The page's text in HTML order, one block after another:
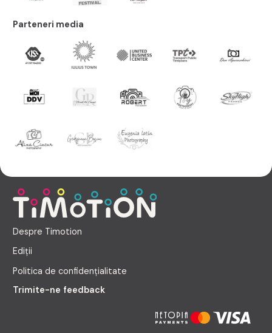
Parteneri media
Despre Timotion
Ediții
Politica de confidențialitate
Trimite-ne feedback